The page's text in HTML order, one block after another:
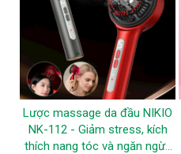
Lược massage da đầu NIKIO
NK-112 - Giảm stress, kích
thích nang tóc và ngăn ngừa